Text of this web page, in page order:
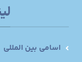
اسامی بین المللی